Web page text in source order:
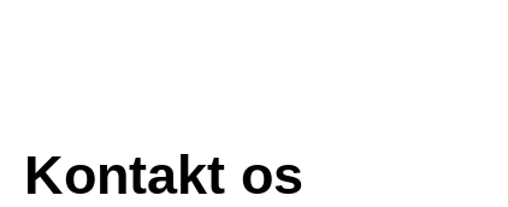
Kontakt os